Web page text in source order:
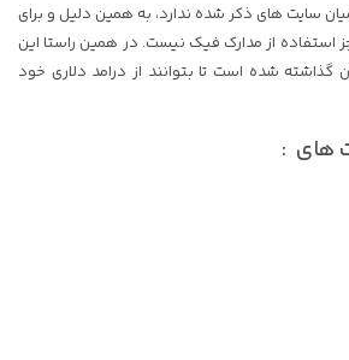
میان سایت های ذکر شده ندارد، به همین دلیل و برای
استفاده از مدارک فیک نیست. در همین راستا این
گذاشته شده است تا بتوانند از درامد دلاری خود
های :